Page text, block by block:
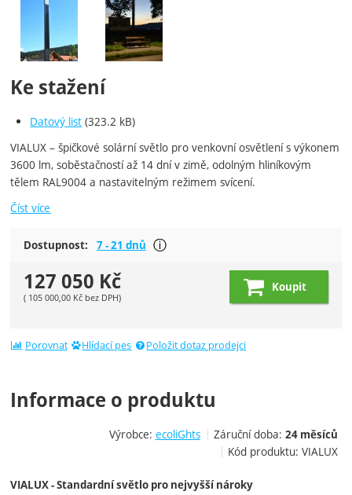
Ke stažení
Datový list (323.2 kB)
VIALUX – špičkové solární světlo pro venkovní osvětlení s výkonem
3600 lm, soběstačností až 14 dní v zimě, odolným hliníkovým
tělem RAL9004 a nastavitelným režimem svícení.
Číst více
Dostupnost: 7 - 21 dnů
127 050 Kč
( 105 000,00 Kč bez DPH)
Koupit
Porovnat Hlídací pes Položit dotaz prodejci
Informace o produktu
Výrobce: ecoliGhts Záruční doba: 24 měsíců
Kód produktu: VIALUX
VIALUX - Standardní světlo pro nejvyšší nároky